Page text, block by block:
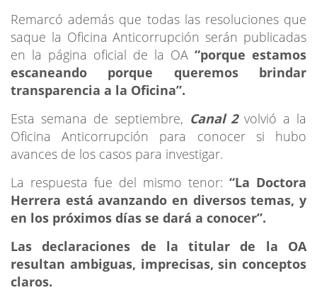
Remarcó además que todas las resoluciones que
saque la Oficina Anticorrupción serán publicadas
en la página oficial de la OA “porque estamos
escaneando porque queremos brindar
transparencia a la Oficina”.
Esta semana de septiembre, Canal 2volvió a la
Oficina Anticorrupción para conocer si hubo
avances de los casos para investigar.
La respuesta fue del mismo tenor: “La Doctora
Herrera está avanzando en diversos temas, y
en los próximos días se dará a conocer”.
Las declaraciones de la titular de la OA
resultan ambiguas, imprecisas, sin conceptos
claros.